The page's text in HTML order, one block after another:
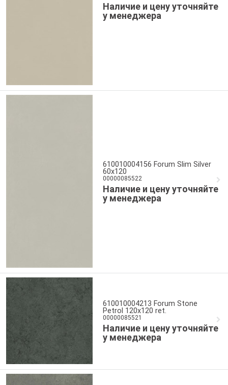
Наличие и цену уточняйте
у менеджера
610010004156 Forum Slim Silver
60x120
00000085522
Наличие и цену уточняйте
у менеджера
610010004213 Forum Stone
Petrol 120x120 ret.
00000085521
Наличие и цену уточняйте
у менеджера